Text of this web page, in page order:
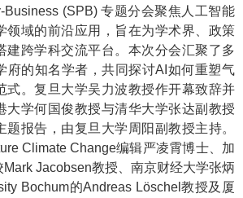
Business (SPB) 专题分会聚焦人工智能
领域的前沿应用，旨在为学术界、政策
建跨学科交流平台。本次分会汇聚了多
府的知名学者，共同探讨AI如何重塑气
式。复旦大学吴力波教授作开幕致辞并
大学何国俊教授与清华大学张达副教授
题报告，由复旦大学周阳副教授主持。
Climate Change编辑严凌霄博士、加
Jacobsen教授、南京财经大学张炳
Bochum的Andreas Löschel教授及厦